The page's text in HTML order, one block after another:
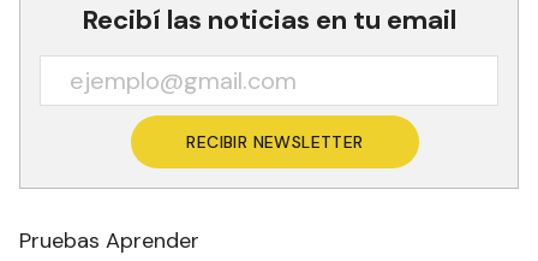
Recibí las noticias en tu email
RECIBIR NEWSLETTER
Pruebas Aprender